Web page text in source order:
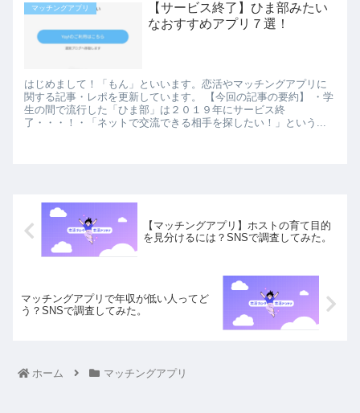
マッチングアプリ
【サービス終了】ひま部みたい
なおすすめアプリ７選！
はじめまして！「もん」といいます。恋活やマッチングアプリに
関する記事・レポを更新しています。 【今回の記事の要約】 ・学
生の間で流行した「ひま部」は２０１９年にサービス終
了・・・！・「ネットで交流できる相手を探したい！」という...
【マッチングアプリ】ホストの育て目的
を見分けるには？SNSで調査してみた。
マッチングアプリで年収が低い人ってど
う？SNSで調査してみた。
ホーム マッチングアプリ